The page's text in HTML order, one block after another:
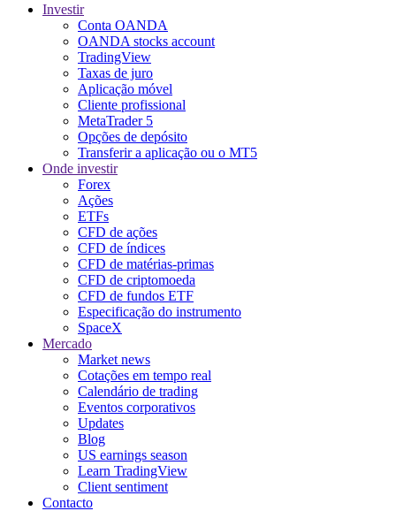
Investir
Conta OANDA
OANDA stocks account
TradingView
Taxas de juro
Aplicação móvel
Cliente profissional
MetaTrader 5
Opções de depósito
Transferir a aplicação ou o MT5
Onde investir
Forex
Ações
ETFs
CFD de ações
CFD de índices
CFD de matérias-primas
CFD de criptomoeda
CFD de fundos ETF
Especificação do instrumento
SpaceX
Mercado
Market news
Cotações em tempo real
Calendário de trading
Eventos corporativos
Updates
Blog
US earnings season
Learn TradingView
Client sentiment
Contacto